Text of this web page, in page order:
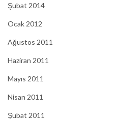
Şubat 2014
Ocak 2012
Ağustos 2011
Haziran 2011
Mayıs 2011
Nisan 2011
Şubat 2011